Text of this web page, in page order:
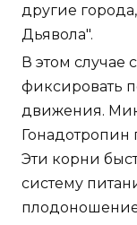
другие
Дьявола".
В этом случае
фиксировать
движения.
Эти корни
систему